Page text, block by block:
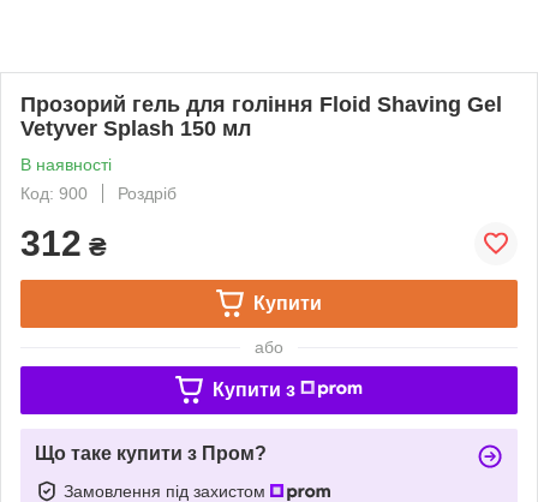
Прозорий гель для гоління Floid Shaving Gel
Vetyver Splash 150 мл
В наявності
Код: 900
Роздріб
312 ₴
Купити
або
Купити з
Що таке купити з Пром?
Замовлення під захистом